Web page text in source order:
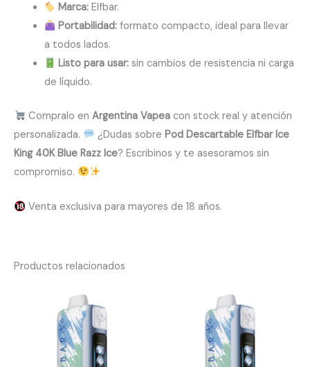
Marca: Elfbar.
Portabilidad: formato compacto, ideal para llevar
a todos lados.
Listo para usar: sin cambios de resistencia ni carga
de líquido.
Compralo en Argentina Vapeacon stock real y atención
personalizada.
¿Dudas sobre Pod Descartable Elfbar Ice
King 40K Blue Razz Ice? Escribinos y te asesoramos sin
compromiso.
Venta exclusiva para mayores de 18 años.
Productos relacionados